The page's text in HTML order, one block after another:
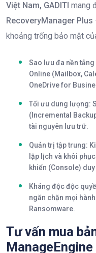
Việt Nam, GADITI mang
RecoveryManager Plus
khoảng trống bảo mật
Sao lưu đa nền tảng
Online (Mailbox,
OneDrive for
Tối ưu dung lượng:
(Incremental
tài nguyên lưu trữ.
Quản trị tập trung:
lập lịch và khôi
khiển (Console)
Kháng độc độc
ngăn chặn mọi
Ransomware.
Tư vấn mua